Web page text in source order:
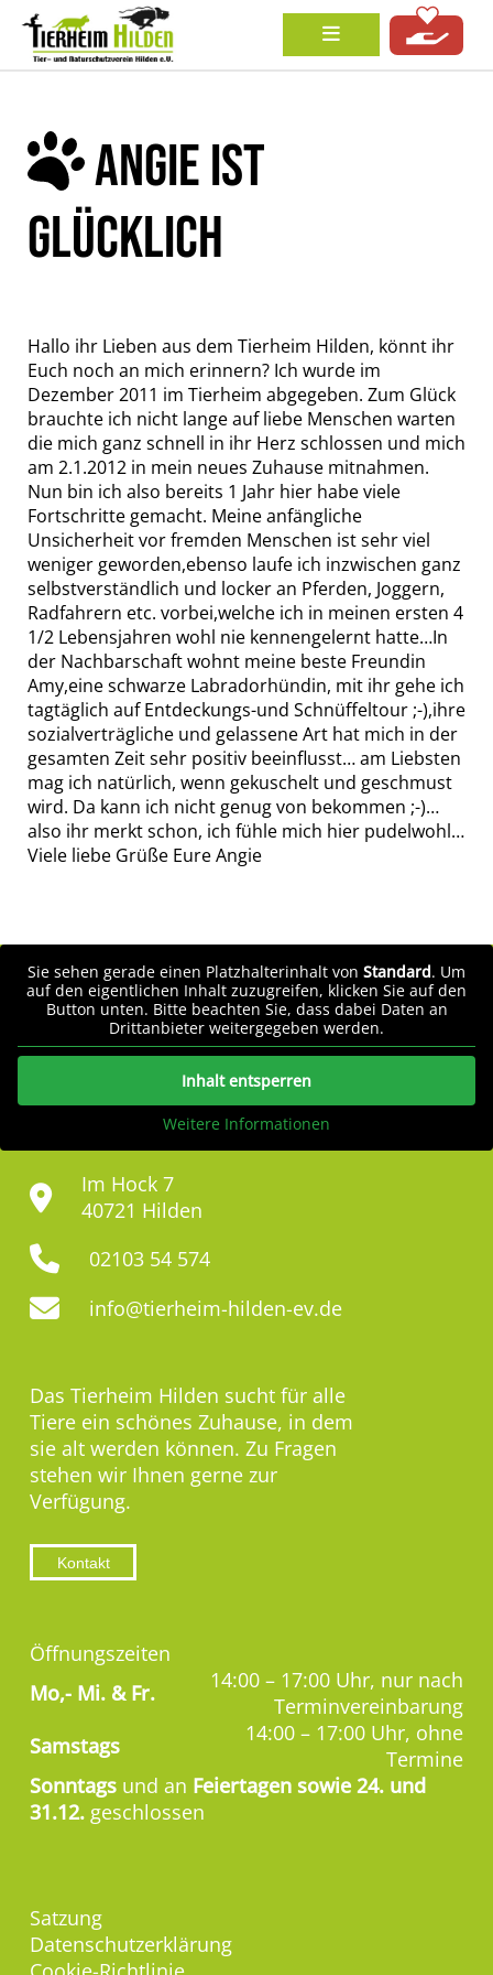
ANGIE IST
GLÜCKLICH
Hallo ihr Lieben aus dem Tierheim Hilden, könnt ihr
Euch noch an mich erinnern? Ich wurde im
Dezember 2011 im Tierheim abgegeben. Zum Glück
brauchte ich nicht lange auf liebe Menschen warten
die mich ganz schnell in ihr Herz schlossen und mich
am 2.1.2012 in mein neues Zuhause mitnahmen.
Nun bin ich also bereits 1 Jahr hier habe viele
Fortschritte gemacht. Meine anfängliche
Unsicherheit vor fremden Menschen ist sehr viel
weniger geworden,ebenso laufe ich inzwischen ganz
selbstverständlich und locker an Pferden, Joggern,
Radfahrern etc. vorbei,welche ich in meinen ersten 4
1/2 Lebensjahren wohl nie kennengelernt hatte…In
der Nachbarschaft wohnt meine beste Freundin
Amy,eine schwarze Labradorhündin, mit ihr gehe ich
tagtäglich auf Entdeckungs-und Schnüffeltour ;-),ihre
sozialverträgliche und gelassene Art hat mich in der
gesamten Zeit sehr positiv beeinflusst… am Liebsten
mag ich natürlich, wenn gekuschelt und geschmust
wird. Da kann ich nicht genug von bekommen ;-)…
also ihr merkt schon, ich fühle mich hier pudelwohl…
Viele liebe Grüße Eure Angie
Sie sehen gerade einen Platzhalterinhalt von Standard. Um
auf den eigentlichen Inhalt zuzugreifen, klicken Sie auf den
Button unten. Bitte beachten Sie, dass dabei Daten an
Drittanbieter weitergegeben werden.
Inhalt entsperren
Weitere Informationen
Im Hock 7
40721 Hilden
02103 54 574
info@tierheim-hilden-ev.de
Das Tierheim Hilden sucht für alle
Tiere ein schönes Zuhause, in dem
sie alt werden können. Zu Fragen
stehen wir Ihnen gerne zur
Verfügung.
Kontakt
Öffnungszeiten
Mo,- Mi. & Fr.
14:00 – 17:00 Uhr, nur nach
Terminvereinbarung
Samstags
14:00 – 17:00 Uhr, ohne
Termine
Sonntags und an Feiertagen sowie 24. und
31.12. geschlossen
Satzung
Datenschutzerklärung